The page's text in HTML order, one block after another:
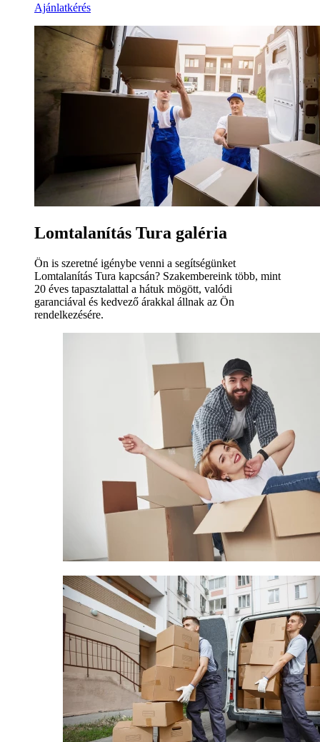
Ajánlatkérés
Lomtalanítás Tura galéria
Ön is szeretné igénybe venni a segítségünket
Lomtalanítás Tura kapcsán? Szakembereink több, mint
20 éves tapasztalattal a hátuk mögött, valódi
garanciával és kedvező árakkal állnak az Ön
rendelkezésére.